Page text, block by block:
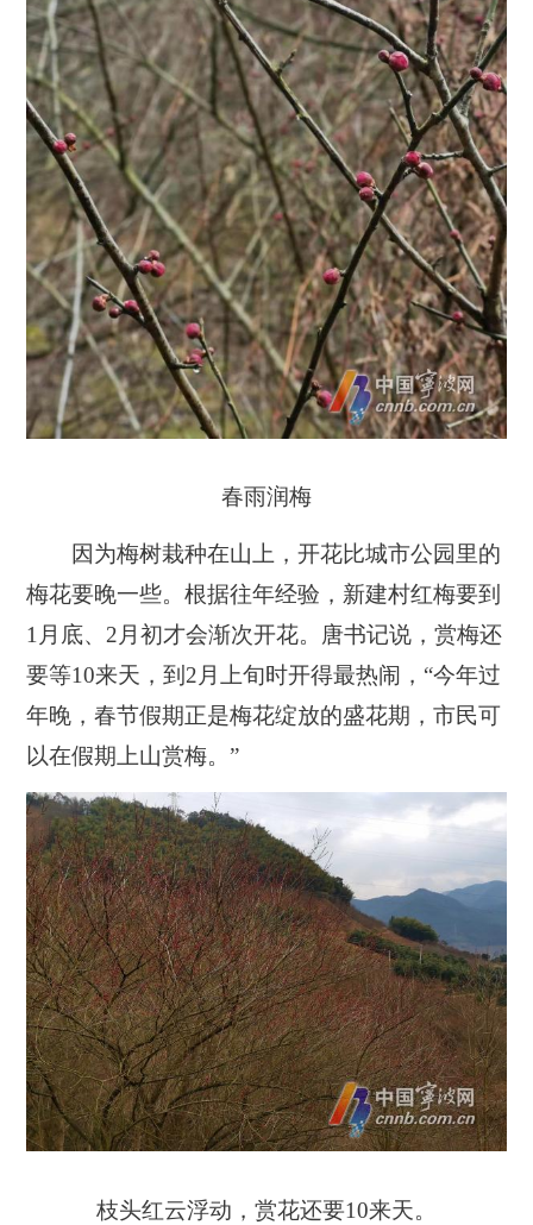
春雨润梅
因为梅树栽种在山上，开花比城市公园里的
梅花要晚一些。根据往年经验，新建村红梅要到
1月底、2月初才会渐次开花。唐书记说，赏梅还
要等10来天，到2月上旬时开得最热闹，“今年过
年晚，春节假期正是梅花绽放的盛花期，市民可
以在假期上山赏梅。”
枝头红云浮动，赏花还要10来天。